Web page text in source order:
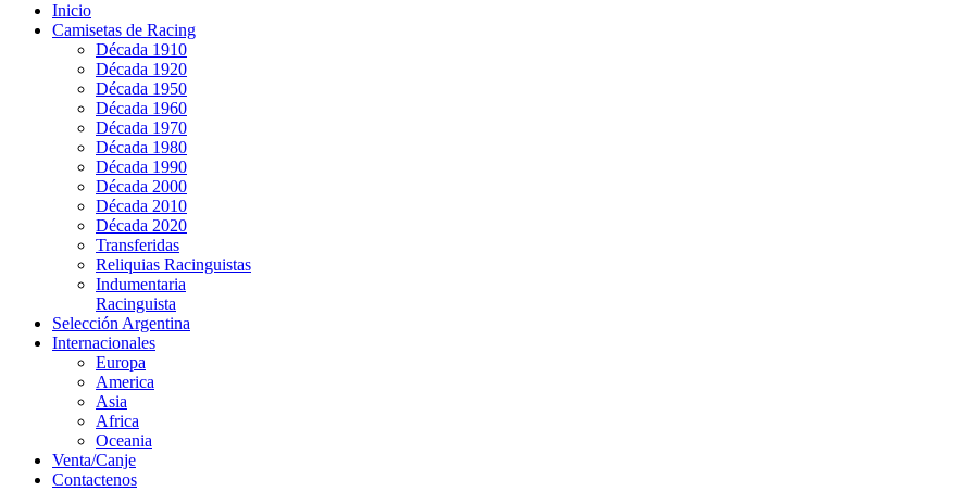
Inicio
Camisetas de Racing
Década 1910
Década 1920
Década 1950
Década 1960
Década 1970
Década 1980
Década 1990
Década 2000
Década 2010
Década 2020
Transferidas
Reliquias Racinguistas
Indumentaria
Racinguista
Selección Argentina
Internacionales
Europa
America
Asia
Africa
Oceania
Venta/Canje
Contactenos